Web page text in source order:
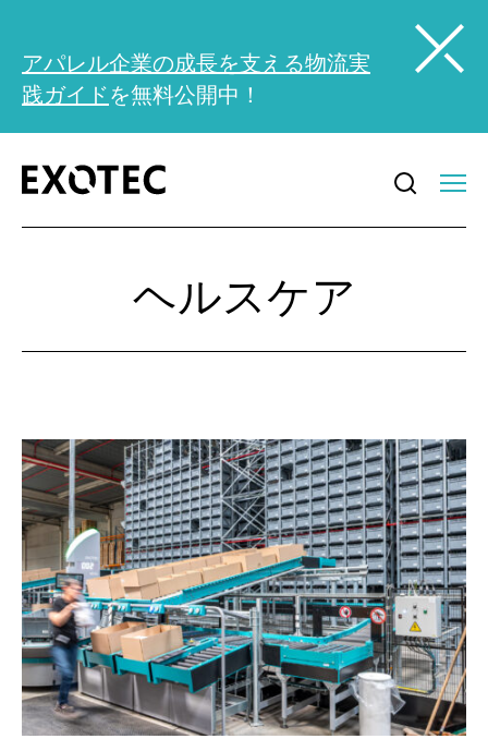
アパレル企業の成長を支える物流実
践ガイドを無料公開中！
ヘルスケア